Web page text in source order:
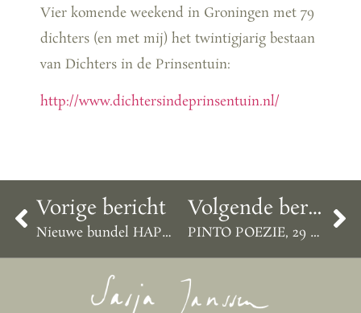
Vier komende weekend in Groningen met 79
dichters (en met mij) het twintigjarig bestaan
van Dichters in de Prinsentuin:
http://www.dichtersindeprinsentuin.nl/
Vorige bericht
Nieuwe bundel HAPPY verschijnt in november bij Querido
Volgende bericht
PINTO POEZIE, 29 sept 20:30 – 23:00